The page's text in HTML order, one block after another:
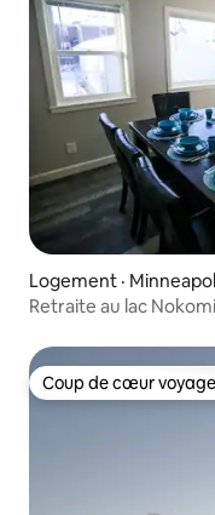
Logement ·
Retraite au lac
Coup de cœur
Coup de cœur